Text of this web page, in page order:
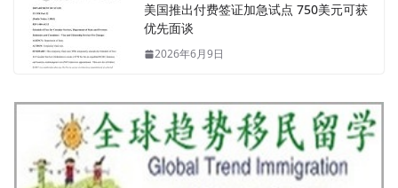
美国推出付费签证加急试点 750美元可获
优先面谈
2026年6月9日